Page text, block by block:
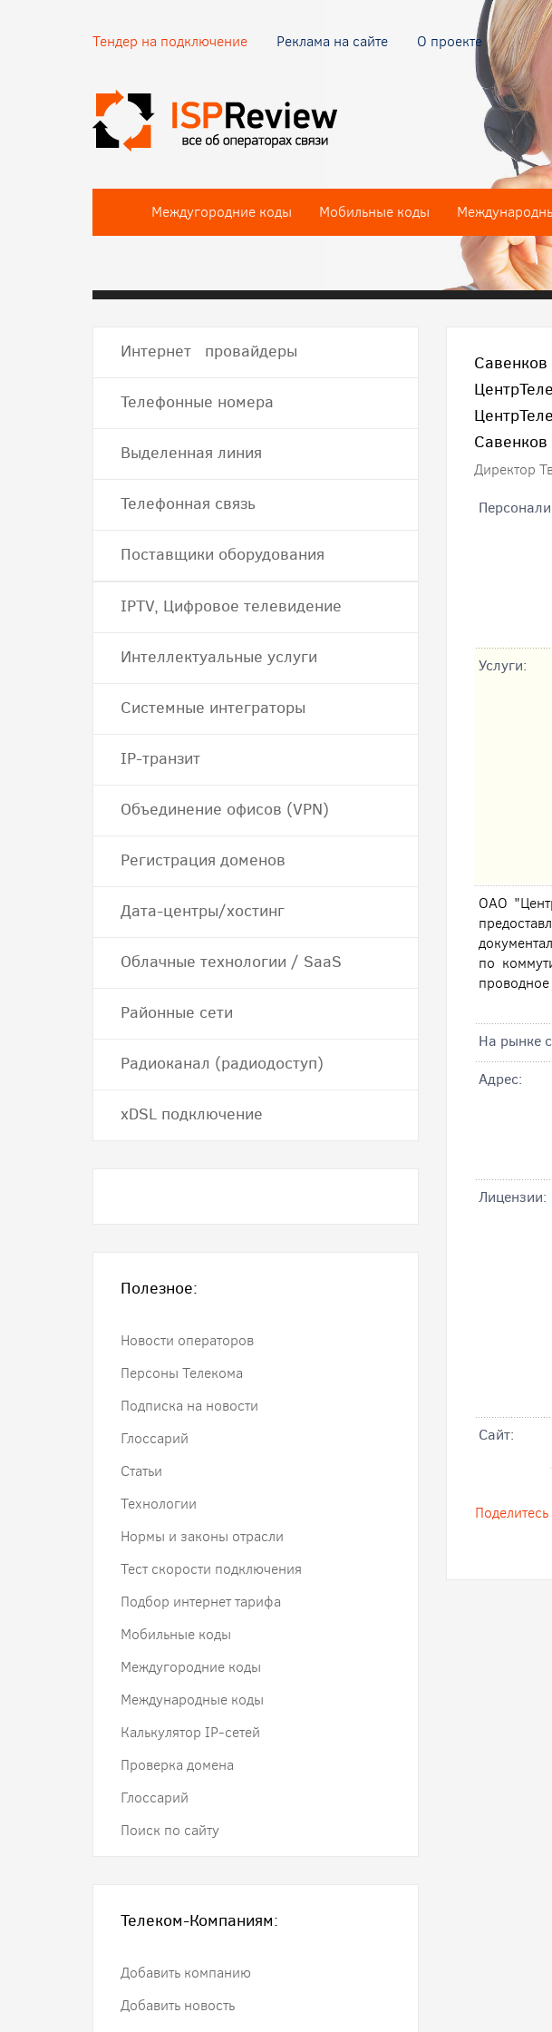
Тендер на подключение Реклама на сайте О проекте
Междугородние коды Мобильные коды
Директор
Услуги:
ОАО
по
На рынке с
Адрес:
Лицензии:
Cайт:
Интернет провайдеры
Телефонные номера
Выделенная линия
Телефонная связь
Поставщики оборудования
IPTV, Цифровое телевидение
Интеллектуальные услуги
Системные интеграторы
IP-транзит
Объединение офисов (VPN)
Регистрация доменов
Дата-центры/хостинг
Облачные технологии / SaaS
Районные сети
Радиоканал (радиодоступ)
хDSL подключение
Полезное:
Новости операторов
Персоны Телекома
Подписка на новости
Глоссарий
Статьи
Технологии
Нормы и законы отрасли
Тест скорости подключения
Подбор интернет тарифа
Мобильные коды
Междугородние коды
Международные коды
Калькулятор IP-сетей
Проверка домена
Глоссарий
Поиск по сайту
Телеком-Компаниям:
Добавить компанию
Добавить новость